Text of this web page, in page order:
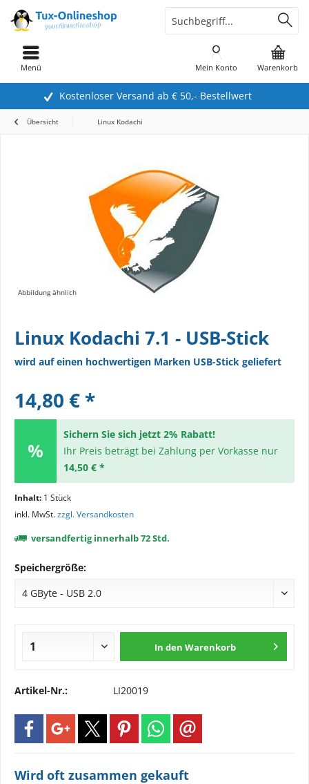
Kostenloser Versand ab € 50,- Bestellwert
Warenkorb
Mein Konto
Menü
Übersicht Linux Kodachi
Abbildung ähnlich
Linux Kodachi 7.1 - USB-Stick
wird auf einen hochwertigen Marken USB-Stick geliefert
14,80 € *
Sichern Sie sich jetzt 2% Rabatt!
Ihr Preis beträgt bei Zahlung per Vorkasse nur
14,50 € *
Inhalt: 1 Stück
inkl. MwSt.zzgl. Versandkosten
versandfertig innerhalb 72 Std.
Speichergröße:
In den Warenkorb
Artikel-Nr.: LI20019
Wird oft zusammen gekauft